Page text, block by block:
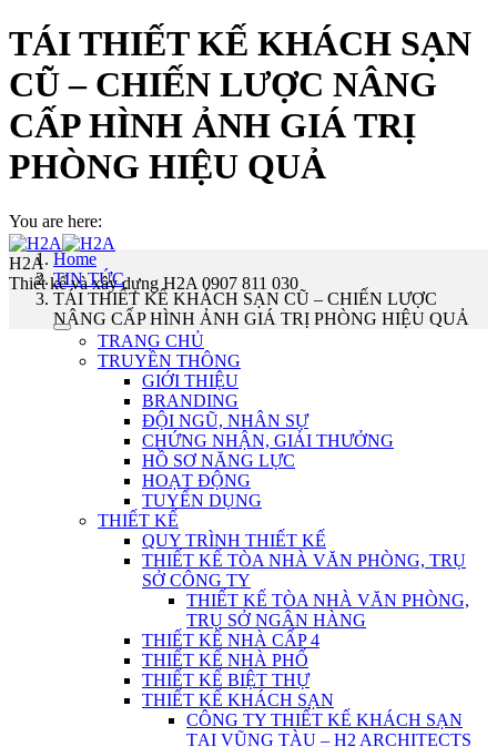
TÁI THIẾT KẾ KHÁCH SẠN
CŨ – CHIẾN LƯỢC NÂNG
CẤP HÌNH ẢNH GIÁ TRỊ
PHÒNG HIỆU QUẢ
You are here:
Home
TIN TỨC
TÁI THIẾT KẾ KHÁCH SẠN CŨ – CHIẾN LƯỢC
NÂNG CẤP HÌNH ẢNH GIÁ TRỊ PHÒNG HIỆU QUẢ
H2A
Thiết kế và xây dựng H2A 0907 811 030
TRANG CHỦ
TRUYỀN THÔNG
GIỚI THIỆU
BRANDING
ĐỘI NGŨ, NHÂN SỰ
CHỨNG NHẬN, GIẢI THƯỞNG
HỒ SƠ NĂNG LỰC
HOẠT ĐỘNG
TUYỂN DỤNG
THIẾT KẾ
QUY TRÌNH THIẾT KẾ
THIẾT KẾ TÒA NHÀ VĂN PHÒNG, TRỤ
SỞ CÔNG TY
THIẾT KẾ TÒA NHÀ VĂN PHÒNG,
TRỤ SỞ NGÂN HÀNG
THIẾT KẾ NHÀ CẤP 4
THIẾT KẾ NHÀ PHỐ
THIẾT KẾ BIỆT THỰ
THIẾT KẾ KHÁCH SẠN
CÔNG TY THIẾT KẾ KHÁCH SẠN
TẠI VŨNG TÀU – H2 ARCHITECTS